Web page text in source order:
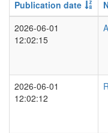
Publication date
2026-06-01
12:02:15
2026-06-01
12:02:12